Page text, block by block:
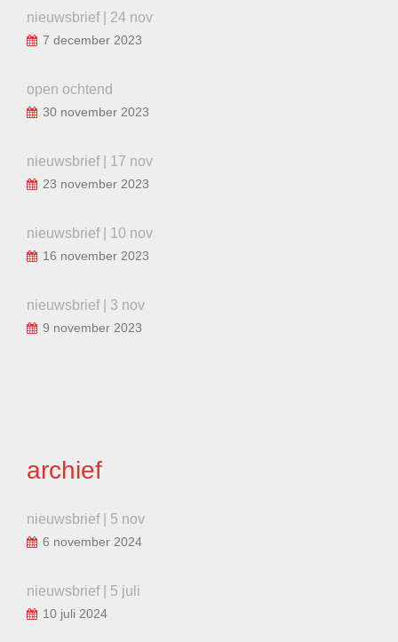
nieuwsbrief | 24 nov
7 december 2023
open ochtend
30 november 2023
nieuwsbrief | 17 nov
23 november 2023
nieuwsbrief | 10 nov
16 november 2023
nieuwsbrief | 3 nov
9 november 2023
archief
nieuwsbrief | 5 nov
6 november 2024
nieuwsbrief | 5 juli
10 juli 2024